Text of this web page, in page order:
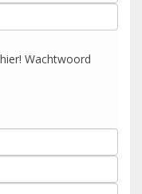
Wachtwoord